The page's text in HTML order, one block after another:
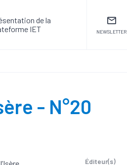
de la
IET
NEWSLETTER
- N°20
Éditeur(s)